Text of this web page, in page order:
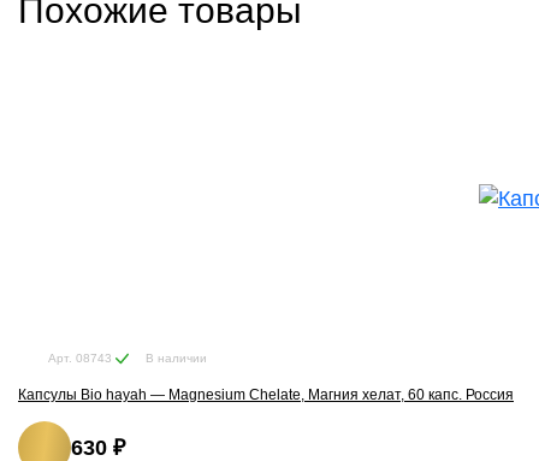
Похожие товары
Арт. 08743 В наличии
Капсулы Bio hayah — Magnesium Chelate, Магния хелат, 60 капс. Россия
630 ₽